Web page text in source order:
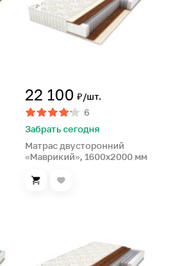
22 100 ₽/шт.
6
Забрать сегодня
Матрас двусторонний
«Маврикий», 1600х2000 мм